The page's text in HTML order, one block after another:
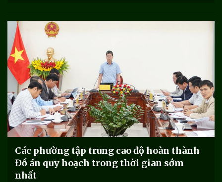
Các phường tập trung cao độ hoàn thành
Đồ án quy hoạch trong thời gian sớm
nhất